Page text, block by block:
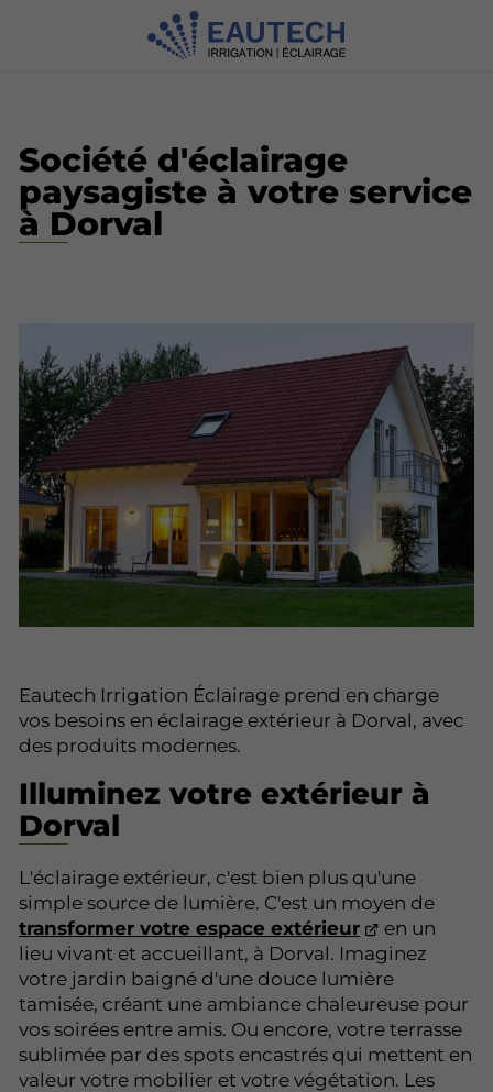
Société d'éclairage
paysagiste à votre service
à Dorval
Eautech Irrigation Éclairage prend en charge
vos besoins en éclairage extérieur à Dorval, avec
des produits modernes.
Illuminez votre extérieur à
Dorval
L'éclairage extérieur, c'est bien plus qu'une
simple source de lumière. C'est un moyen de
transformer votre espace extérieur
en un
lieu vivant et accueillant, à Dorval. Imaginez
votre jardin baigné d'une douce lumière
tamisée, créant une ambiance chaleureuse pour
vos soirées entre amis. Ou encore, votre terrasse
sublimée par des spots encastrés qui mettent en
valeur votre mobilier et votre végétation. Les